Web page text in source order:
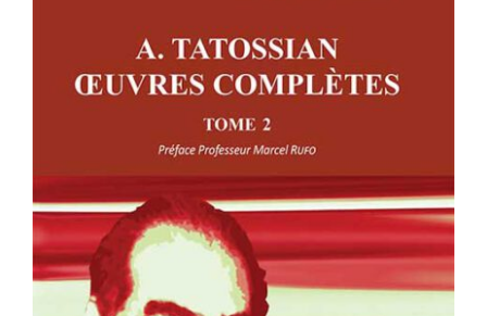
A. TATOSSIAN : OEUVRES
COMPLÈTES – TOME 2